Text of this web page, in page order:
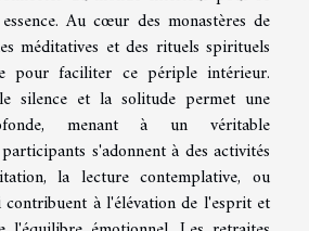
Au cœur des monastères de
méditatives et des rituels spirituels
pour faciliter ce périple intérieur.
silence et la solitude permet une
menant à un véritable
s'adonnent à des activités
la lecture contemplative, ou
contribuent à l'élévation de l'esprit et